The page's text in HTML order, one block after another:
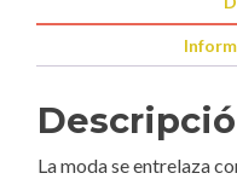
La moda se entrelaza